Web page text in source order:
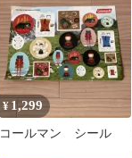
グ 保冷バッグ
¥ 1,299
コールマン シール